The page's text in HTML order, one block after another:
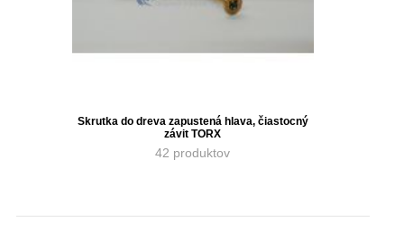
Skrutka do dreva zapustená hlava, čiastocný
závit TORX
42 produktov